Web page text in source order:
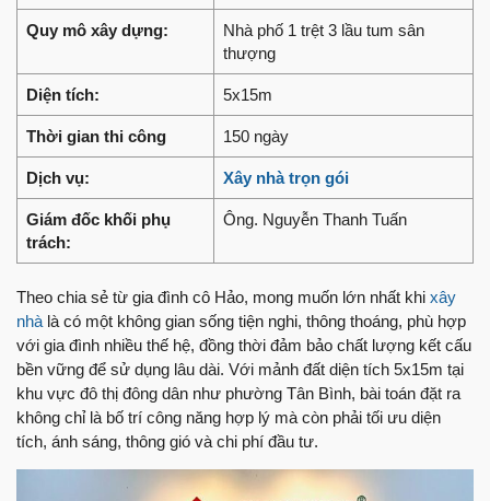
Quy mô xây dựng:
Nhà phố 1 trệt 3 lầu tum sân
thượng
Diện tích: 5x15m
Thời gian thi công 150 ngày
Dịch vụ: Xây nhà trọn gói
Giám đốc khối phụ
trách:
Ông. Nguyễn Thanh Tuấn
Theo chia sẻ từ gia đình cô Hảo, mong muốn lớn nhất khi xây
nhà là có một không gian sống tiện nghi, thông thoáng, phù hợp
với gia đình nhiều thế hệ, đồng thời đảm bảo chất lượng kết cấu
bền vững để sử dụng lâu dài. Với mảnh đất diện tích 5x15m tại
khu vực đô thị đông dân như phường Tân Bình, bài toán đặt ra
không chỉ là bố trí công năng hợp lý mà còn phải tối ưu diện
tích, ánh sáng, thông gió và chi phí đầu tư.